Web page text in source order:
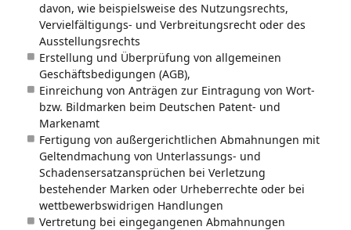
davon, wie beispielsweise des Nutzungsrechts,
Vervielfältigungs- und Verbreitungsrecht oder des
Ausstellungsrechts
Erstellung und Überprüfung von allgemeinen
Geschäftsbedigungen (AGB),
Einreichung von Anträgen zur Eintragung von Wort-
bzw. Bildmarken beim Deutschen Patent- und
Markenamt
Fertigung von außergerichtlichen Abmahnungen mit
Geltendmachung von Unterlassungs- und
Schadensersatzansprüchen bei Verletzung
bestehender Marken oder Urheberrechte oder bei
wettbewerbswidrigen Handlungen
Vertretung bei eingegangenen Abmahnungen